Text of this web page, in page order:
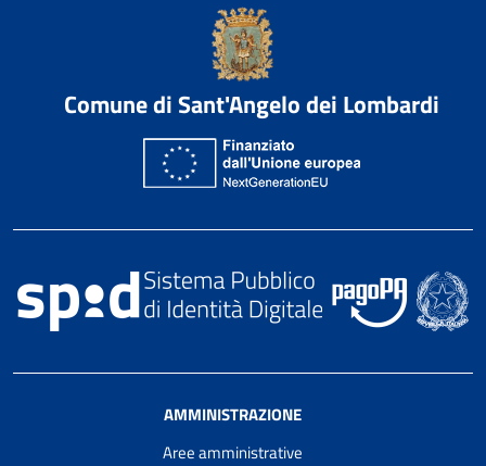
Comune di Sant'Angelo dei Lombardi
AMMINISTRAZIONE
Aree amministrative